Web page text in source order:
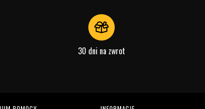
30 dni na zwrot